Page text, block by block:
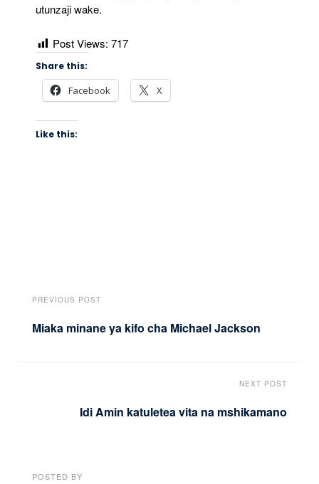
utunzaji wake.
Post Views: 717
Share this:
Facebook X
Like this:
PREVIOUS POST
Miaka minane ya kifo cha Michael Jackson
NEXT POST
Idi Amin katuletea vita na mshikamano
POSTED BY